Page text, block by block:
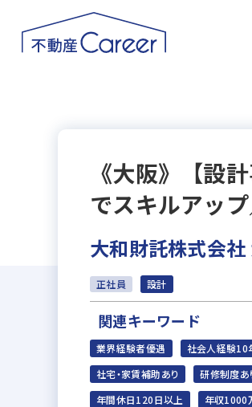
《大阪》【設
でスキルアッ
大和財託株式会社
正社員 設計
関連キーワード
業界経験者優遇 社会人経験10
社宅・家賃補助あり
研修制度あ
年間休日120日以上
年収1000